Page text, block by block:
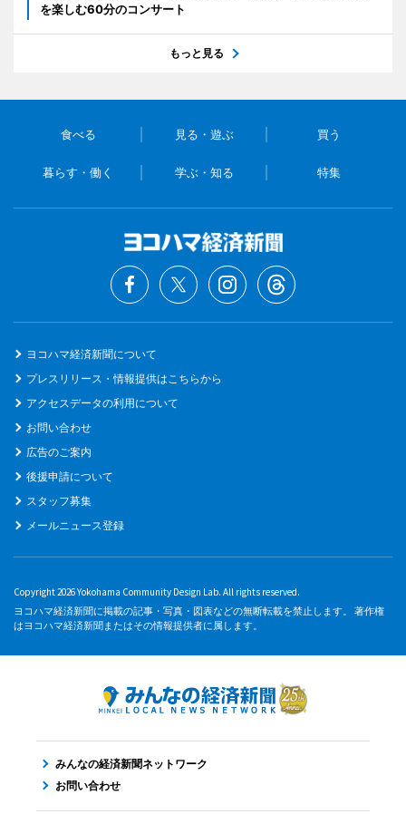
を楽しむ60分のコンサート
もっと見る
食べる 見る・遊ぶ 買う
暮らす・働く 学ぶ・知る 特集
ヨコハマ経済新聞について
プレスリリース・情報提供はこちらから
アクセスデータの利用について
お問い合わせ
広告のご案内
後援申請について
スタッフ募集
メールニュース登録
Copyright 2026 Yokohama Community Design Lab. All rights reserved.
ヨコハマ経済新聞に掲載の記事・写真・図表などの無断転載を禁止します。 著作権
はヨコハマ経済新聞またはその情報提供者に属します。
みんなの経済新聞ネットワーク
お問い合わせ